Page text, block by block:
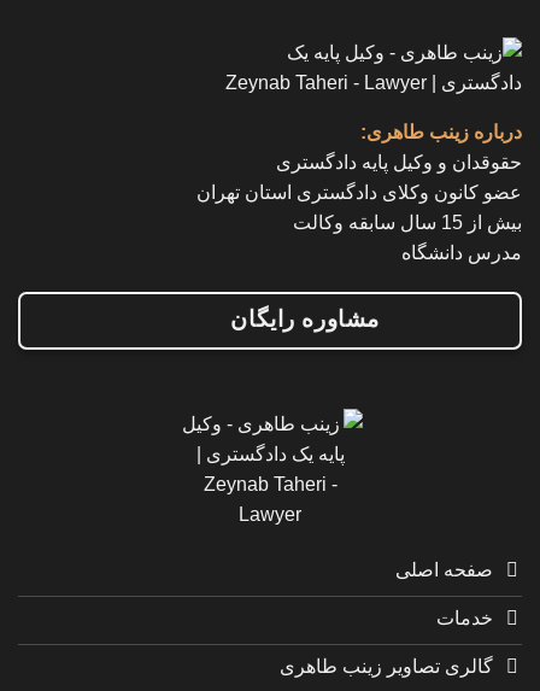
درباره زینب طاهری:
حقوقدان و وکیل پایه دادگستری
عضو کانون وکلای دادگستری استان تهران
بیش از 15 سال سابقه وکالت
مدرس دانشگاه
مشاوره رایگان
صفحه اصلی
خدمات
گالری تصاویر زینب طاهری